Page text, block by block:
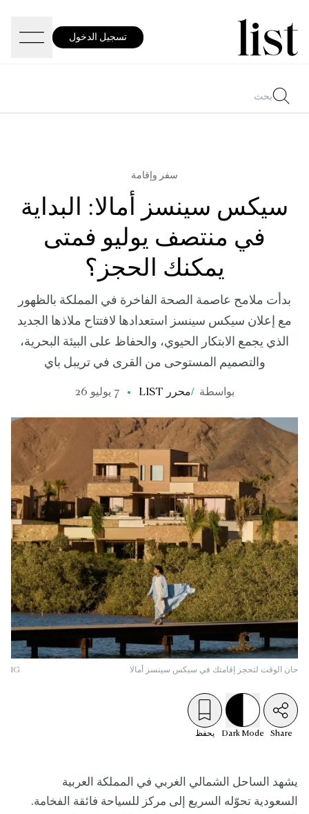
تسجيل الدخول
سفر وإقامة
سيكس سينسز أمالا: البداية
في منتصف يوليو فمتى
يمكنك الحجز؟
بدأت ملامح عاصمة الصحة الفاخرة في المملكة بالظهور
مع إعلان سيكس سينسز استعدادها لافتتاح ملاذها الجديد
الذي يجمع الابتكار الحيوي، والحفاظ على البيئة البحرية،
والتصميم المستوحى من القرى في تريبل باي
بواسطة /محرر LIST 7 يوليو 26
حان الوقت لتحجز إقامتك في سيكس سينسز أمالا IG
Share
Dark Mode يحفظ
يشهد الساحل الشمالي الغربي في المملكة العربية
السعودية تحوّله السريع إلى مركز للسياحة فائقة الفخامة.